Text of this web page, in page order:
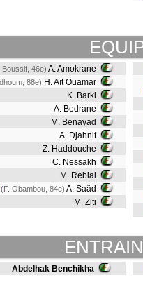
Boussif, 46e) A. Amokrane
88e) H. Aït Ouamar
K. Barki
A. Bedrane
M. Benayad
A. Djahnit
Z. Haddouche
C. Nessakh
M. Rebiai
(F. Obambou, 84e) A. Saâd
M. Ziti
Abdelhak Benchikha